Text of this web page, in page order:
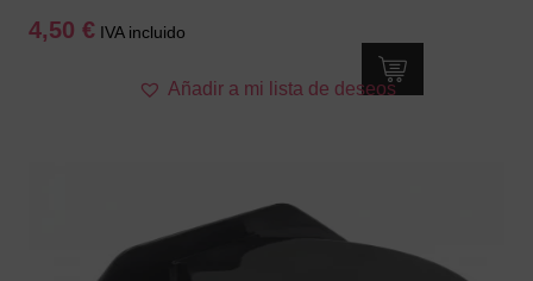
4,50 € IVA incluido
Añadir a mi lista de deseos